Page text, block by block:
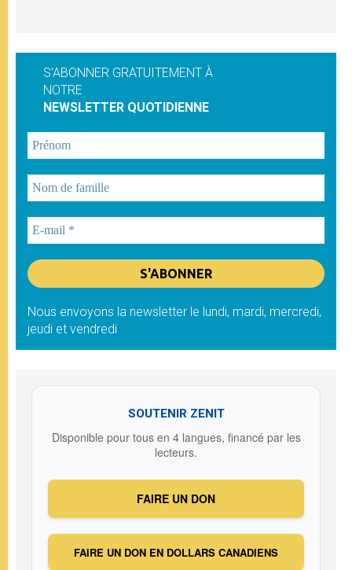
S'ABONNER GRATUITEMENT À
NOTRE
NEWSLETTER QUOTIDIENNE
Nous envoyons la newsletter le lundi, mardi, mercredi,
jeudi et vendredi
SOUTENIR ZENIT
Disponible pour tous en 4 langues, financé par les
lecteurs.
FAIRE UN DON
FAIRE UN DON EN DOLLARS CANADIENS